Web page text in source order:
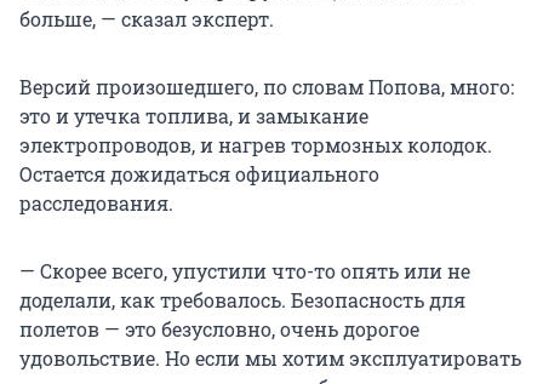
больше, — сказал эксперт.
Версий произошедшего, по словам Попова, много:
это и утечка топлива, и замыкание
электропроводов, и нагрев тормозных колодок.
Остается дожидаться официального
расследования.
— Скорее всего, упустили что-то опять или не
доделали, как требовалось. Безопасность для
полетов — это безусловно, очень дорогое
удовольствие. Но если мы хотим эксплуатировать